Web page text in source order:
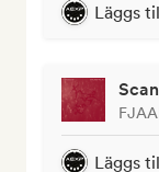
Läggs
Läggs